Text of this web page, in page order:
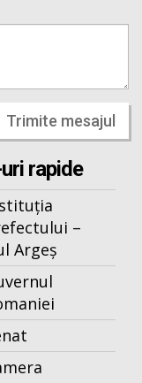
Trimite mesajul
rapide
–
Argeș